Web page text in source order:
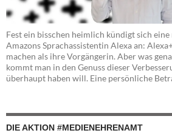
Fest ein bisschen heimlich kündigt sich
Amazons Sprachassistentin Alexa an:
machen als ihre Vorgängerin. Aber was
kommt man in den Genuss dieser
überhaupt haben will. Eine persönliche
DIE AKTION #MEDIENEHRENAMT